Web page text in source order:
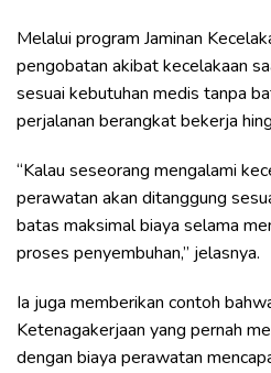
Melalui program Jaminan
pengobatan akibat kecelakaan
sesuai kebutuhan medis tanpa
perjalanan berangkat bekerja
“Kalau seseorang mengalami
perawatan akan ditanggung
batas maksimal biaya selama
proses penyembuhan,” jelasnya.
Ia juga memberikan contoh
Ketenagakerjaan yang pernah
dengan biaya perawatan